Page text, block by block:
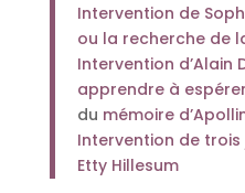
Intervention de
ou la recherche de
Intervention d’Alain
apprendre à
du mémoire
Intervention de trois
Etty Hillesum